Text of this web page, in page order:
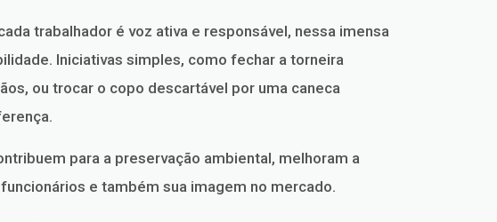
trabalhador é voz ativa e responsável, nessa imensa
Iniciativas simples, como fechar a torneira
ou trocar o copo descartável por uma caneca
para a preservação ambiental, melhoram a
e também sua imagem no mercado.